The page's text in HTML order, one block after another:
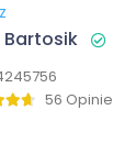
Bartosik
56 Opinie